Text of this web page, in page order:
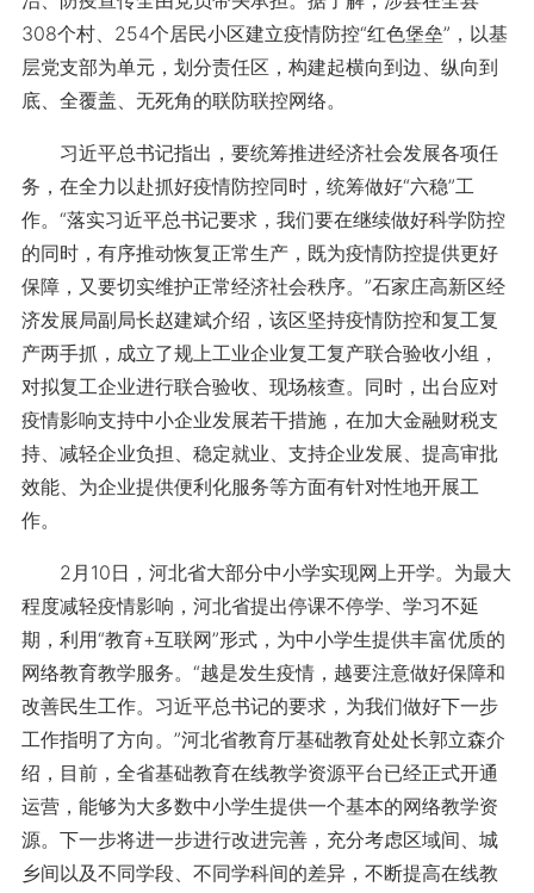
308个村、254个居民小区建立疫情防控“红色堡垒”，以基
层党支部为单元，划分责任区，构建起横向到边、纵向到
底、全覆盖、无死角的联防联控网络。
习近平总书记指出，要统筹推进经济社会发展各项任
务，在全力以赴抓好疫情防控同时，统筹做好“六稳”工
作。“落实习近平总书记要求，我们要在继续做好科学防控
的同时，有序推动恢复正常生产，既为疫情防控提供更好
保障，又要切实维护正常经济社会秩序。”石家庄高新区经
济发展局副局长赵建斌介绍，该区坚持疫情防控和复工复
产两手抓，成立了规上工业企业复工复产联合验收小组，
对拟复工企业进行联合验收、现场核查。同时，出台应对
疫情影响支持中小企业发展若干措施，在加大金融财税支
持、减轻企业负担、稳定就业、支持企业发展、提高审批
效能、为企业提供便利化服务等方面有针对性地开展工
作。
2月10日，河北省大部分中小学实现网上开学。为最大
程度减轻疫情影响，河北省提出停课不停学、学习不延
期，利用“教育+互联网”形式，为中小学生提供丰富优质的
网络教育教学服务。“越是发生疫情，越要注意做好保障和
改善民生工作。习近平总书记的要求，为我们做好下一步
工作指明了方向。”河北省教育厅基础教育处处长郭立森介
绍，目前，全省基础教育在线教学资源平台已经正式开通
运营，能够为大多数中小学生提供一个基本的网络教学资
源。下一步将进一步进行改进完善，充分考虑区域间、城
乡间以及不同学段、不同学科间的差异，不断提高在线教